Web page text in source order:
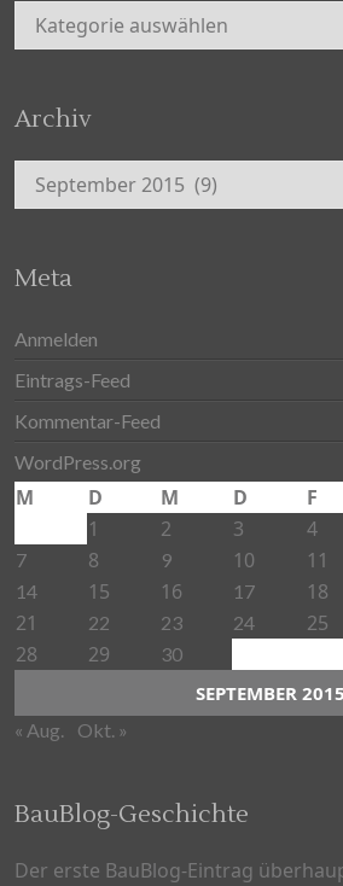
Kategorien
Archiv
Archiv
Meta
Anmelden
Eintrags-Feed
Kommentar-Feed
WordPress.org
SEPTEMBER 2015
M D M D F
1
2 3 4
7 8 9 10 11
14 15 16 17 18
21
22 23 24 25
28
29 30
« Aug. Okt. »
BauBlog-Geschichte
Der erste BauBlog-Eintrag